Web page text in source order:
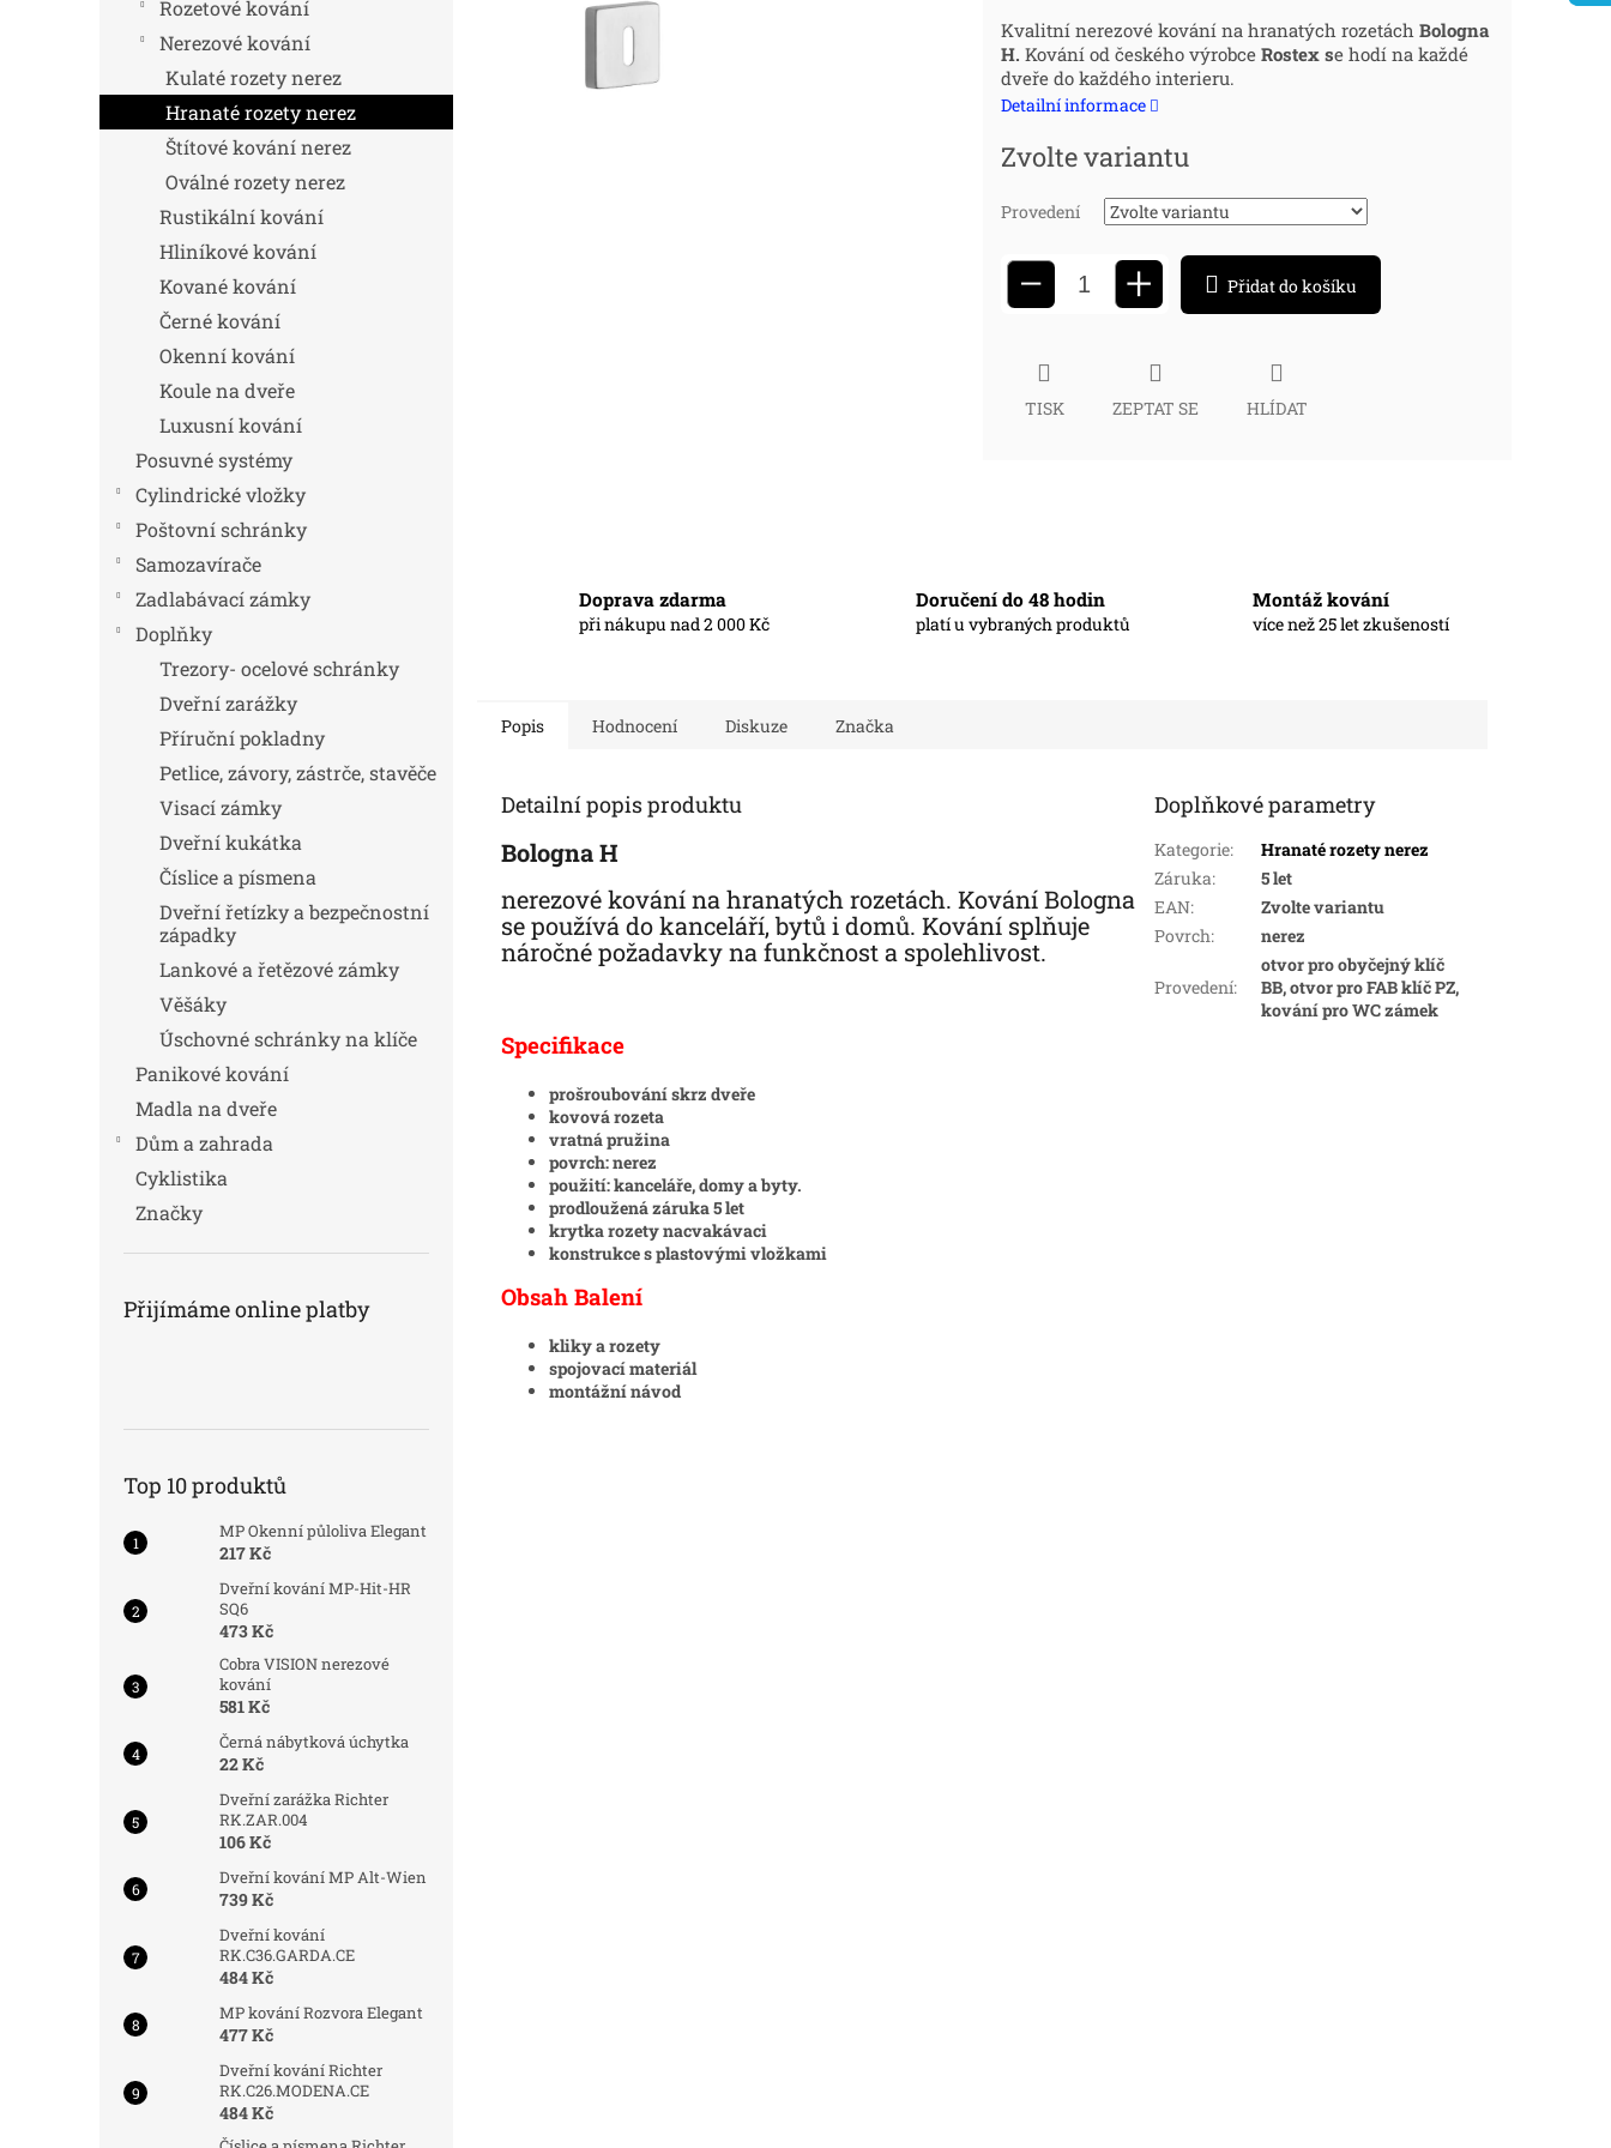
Rozetové kování
Nerezové kování
Kulaté rozety nerez
Hranaté rozety nerez
Štítové kování nerez
Oválné rozety nerez
Rustikální kování
Hliníkové kování
Kované kování
Černé kování
Okenní kování
Koule na dveře
Luxusní kování
Posuvné systémy
Cylindrické vložky
Poštovní schránky
Samozavírače
Zadlabávací zámky
Doplňky
Trezory- ocelové schránky
Dveřní zarážky
Příruční pokladny
Petlice, závory, zástrče, stavěče
Visací zámky
Dveřní kukátka
Číslice a písmena
Dveřní řetízky a bezpečnostní
západky
Lankové a řetězové zámky
Věšáky
Úschovné schránky na klíče
Panikové kování
Madla na dveře
Dům a zahrada
Cyklistika
Značky
Přijímáme online platby
Top 10 produktů
MP Okenní půloliva Elegant
217 Kč
Dveřní kování MP-Hit-HR
SQ6
473 Kč
Cobra VISION nerezové
kování
581 Kč
Černá nábytková úchytka
22 Kč
Dveřní zarážka Richter
RK.ZAR.004
106 Kč
Dveřní kování MP Alt-Wien
739 Kč
Dveřní kování
RK.C36.GARDA.CE
484 Kč
MP kování Rozvora Elegant
477 Kč
Dveřní kování Richter
RK.C26.MODENA.CE
484 Kč
Měrná
cena:
Kvalitní nerezové kování na hranatých rozetách Bologna
H. Kování od českého výrobce Rostex se hodí na každé
dveře do každého interieru.
Detailní informace
Zvolte variantu
Provedení
− + Přidat do košíku
TISK ZEPTAT SE HLÍDAT
Doprava zdarma
při nákupu nad 2 000 Kč
Doručení do 48 hodin
platí u vybraných produktů
Montáž kování
více než 25 let zkušeností
Popis Hodnocení Diskuze Značka
Detailní popis produktu
Bologna H
nerezové kování na hranatých rozetách. Kování Bologna
se používá do kanceláří, bytů i domů. Kování splňuje
náročné požadavky na funkčnost a spolehlivost.
Specifikace
prošroubování skrz dveře
kovová rozeta
vratná pružina
povrch: nerez
použití: kanceláře, domy a byty.
prodloužená záruka 5 let
krytka rozety nacvakávaci
konstrukce s plastovými vložkami
Obsah Balení
kliky a rozety
spojovací materiál
montážní návod
Doplňkové parametry
Kategorie:
Hranaté rozety nerez
Záruka:
5 let
EAN:
Zvolte variantu
Povrch: nerez
Provedení:
otvor pro obyčejný klíč
BB, otvor pro FAB klíč PZ,
kování pro WC zámek